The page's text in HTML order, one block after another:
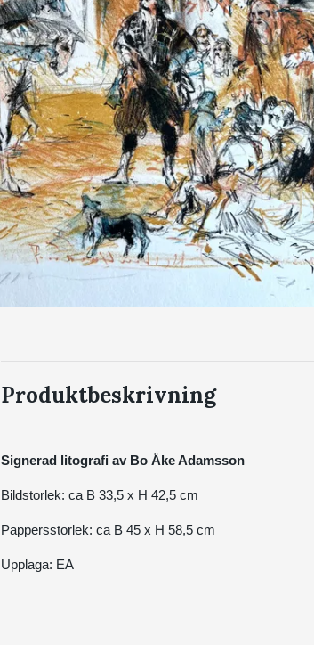
Produktbeskrivning
Signerad litografi av Bo Åke Adamsson
Bildstorlek: ca B 33,5 x H 42,5 cm
Pappersstorlek: ca B 45 x H 58,5 cm
Upplaga: EA